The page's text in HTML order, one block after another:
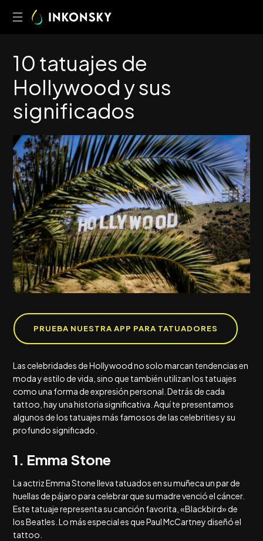
10 tatuajes de
Hollywoodysus
significados
PRUEBA NUESTRA APP PARA TATUADORES
Las celebridades de Hollywood no solo marcan tendencias en
moda y estilo de vida, sino que también utilizan los tatuajes
como una forma de expresión personal. Detrás de cada
tattoo, hay una historia significativa. Aquí te presentamos
algunos de los tatuajes más famosos de las celebrities y su
profundo significado.
1. Emma Stone
La actriz Emma Stone lleva tatuados en su muñeca un par de
huellas de pájaro para celebrar que su madre venció el cáncer.
Este tatuaje representa su canción favorita, «Blackbird» de
los Beatles. Lo más especial es que Paul McCartney diseñó el
tattoo.